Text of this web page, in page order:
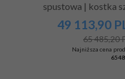
spustowa | kostka
49 113,90
65 485,20
Najniższa cena